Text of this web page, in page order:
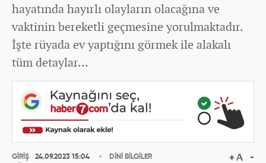
hayatında hayırlı olayların olacağına ve
vaktinin bereketli geçmesine yorulmaktadır.
İşte rüyada ev yaptığını görmek ile alakalı
tüm detaylar...
GİRİŞ
24.09.2023 15:04
DİNİ BİLGİLER